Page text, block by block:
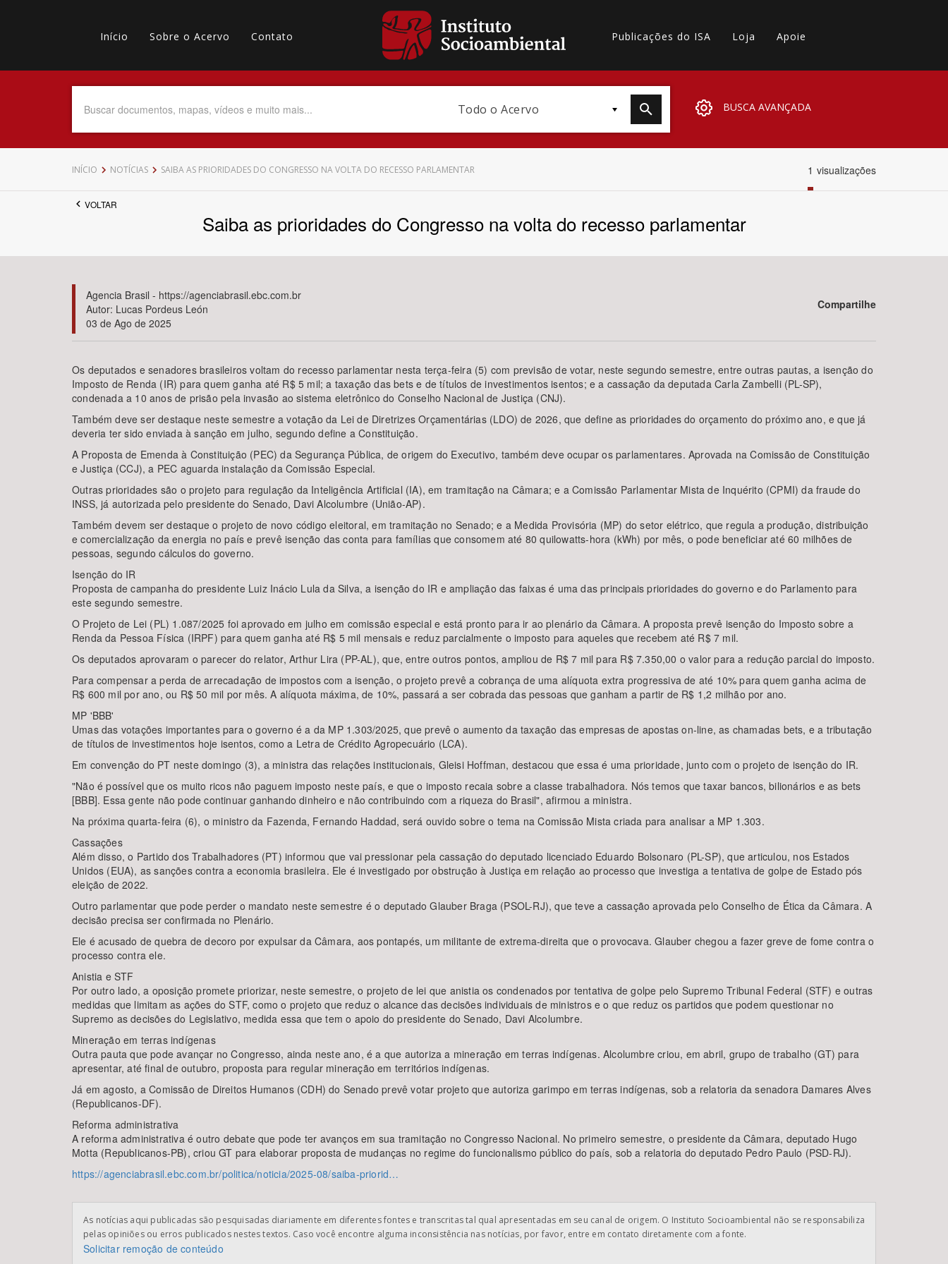
Main
navigation
Início Sobre o Acervo Contato
secundário
Publicações do ISA Loja Apoie
Todo o Acervo BUSCA AVANÇADA
Data do Documento Até
Tema
Área de Levantamento Área Protegida
INÍCIO NOTÍCIAS SAIBA AS PRIORIDADES DO CONGRESSO NA VOLTA DO RECESSO PARLAMENTAR 1 visualizações
VOLTAR
Saiba as prioridades do Congresso na volta do recesso parlamentar
Agencia Brasil - https://agenciabrasil.ebc.com.br
Autor: Lucas Pordeus León
03 de Ago de 2025
Compartilhe
Os deputados e senadores brasileiros voltam do recesso parlamentar nesta terça-feira (5) com previsão de votar, neste segundo semestre, entre outras pautas, a isenção do
Imposto de Renda (IR) para quem ganha até R$ 5 mil; a taxação das bets e de títulos de investimentos isentos; e a cassação da deputada Carla Zambelli (PL-SP),
condenada a 10 anos de prisão pela invasão ao sistema eletrônico do Conselho Nacional de Justiça (CNJ).
Também deve ser destaque neste semestre a votação da Lei de Diretrizes Orçamentárias (LDO) de 2026, que define as prioridades do orçamento do próximo ano, e que já
deveria ter sido enviada à sanção em julho, segundo define a Constituição.
A Proposta de Emenda à Constituição (PEC) da Segurança Pública, de origem do Executivo, também deve ocupar os parlamentares. Aprovada na Comissão de Constituição
e Justiça (CCJ), a PEC aguarda instalação da Comissão Especial.
Outras prioridades são o projeto para regulação da Inteligência Artificial (IA), em tramitação na Câmara; e a Comissão Parlamentar Mista de Inquérito (CPMI) da fraude do
INSS, já autorizada pelo presidente do Senado, Davi Alcolumbre (União-AP).
Também devem ser destaque o projeto de novo código eleitoral, em tramitação no Senado; e a Medida Provisória (MP) do setor elétrico, que regula a produção, distribuição
e comercialização da energia no país e prevê isenção das conta para famílias que consomem até 80 quilowatts-hora (kWh) por mês, o pode beneficiar até 60 milhões de
pessoas, segundo cálculos do governo.
Isenção do IR
Proposta de campanha do presidente Luiz Inácio Lula da Silva, a isenção do IR e ampliação das faixas é uma das principais prioridades do governo e do Parlamento para
este segundo semestre.
O Projeto de Lei (PL) 1.087/2025 foi aprovado em julho em comissão especial e está pronto para ir ao plenário da Câmara. A proposta prevê isenção do Imposto sobre a
Renda da Pessoa Física (IRPF) para quem ganha até R$ 5 mil mensais e reduz parcialmente o imposto para aqueles que recebem até R$ 7 mil.
Os deputados aprovaram o parecer do relator, Arthur Lira (PP-AL), que, entre outros pontos, ampliou de R$ 7 mil para R$ 7.350,00 o valor para a redução parcial do imposto.
Para compensar a perda de arrecadação de impostos com a isenção, o projeto prevê a cobrança de uma alíquota extra progressiva de até 10% para quem ganha acima de
R$ 600 mil por ano, ou R$ 50 mil por mês. A alíquota máxima, de 10%, passará a ser cobrada das pessoas que ganham a partir de R$ 1,2 milhão por ano.
MP 'BBB'
Umas das votações importantes para o governo é a da MP 1.303/2025, que prevê o aumento da taxação das empresas de apostas on-line, as chamadas bets, e a tributação
de títulos de investimentos hoje isentos, como a Letra de Crédito Agropecuário (LCA).
Em convenção do PT neste domingo (3), a ministra das relações institucionais, Gleisi Hoffman, destacou que essa é uma prioridade, junto com o projeto de isenção do IR.
"Não é possível que os muito ricos não paguem imposto neste país, e que o imposto recaia sobre a classe trabalhadora. Nós temos que taxar bancos, bilionários e as bets
[BBB]. Essa gente não pode continuar ganhando dinheiro e não contribuindo com a riqueza do Brasil", afirmou a ministra.
Na próxima quarta-feira (6), o ministro da Fazenda, Fernando Haddad, será ouvido sobre o tema na Comissão Mista criada para analisar a MP 1.303.
Cassações
Além disso, o Partido dos Trabalhadores (PT) informou que vai pressionar pela cassação do deputado licenciado Eduardo Bolsonaro (PL-SP), que articulou, nos Estados
Unidos (EUA), as sanções contra a economia brasileira. Ele é investigado por obstrução à Justiça em relação ao processo que investiga a tentativa de golpe de Estado pós
eleição de 2022.
Outro parlamentar que pode perder o mandato neste semestre é o deputado Glauber Braga (PSOL-RJ), que teve a cassação aprovada pelo Conselho de Ética da Câmara. A
decisão precisa ser confirmada no Plenário.
Ele é acusado de quebra de decoro por expulsar da Câmara, aos pontapés, um militante de extrema-direita que o provocava. Glauber chegou a fazer greve de fome contra o
processo contra ele.
Anistia e STF
Por outro lado, a oposição promete priorizar, neste semestre, o projeto de lei que anistia os condenados por tentativa de golpe pelo Supremo Tribunal Federal (STF) e outras
medidas que limitam as ações do STF, como o projeto que reduz o alcance das decisões individuais de ministros e o que reduz os partidos que podem questionar no
Supremo as decisões do Legislativo, medida essa que tem o apoio do presidente do Senado, Davi Alcolumbre.
Mineração em terras indígenas
Outra pauta que pode avançar no Congresso, ainda neste ano, é a que autoriza a mineração em terras indígenas. Alcolumbre criou, em abril, grupo de trabalho (GT) para
apresentar, até final de outubro, proposta para regular mineração em territórios indígenas.
Já em agosto, a Comissão de Direitos Humanos (CDH) do Senado prevê votar projeto que autoriza garimpo em terras indígenas, sob a relatoria da senadora Damares Alves
(Republicanos-DF).
Reforma administrativa
A reforma administrativa é outro debate que pode ter avanços em sua tramitação no Congresso Nacional. No primeiro semestre, o presidente da Câmara, deputado Hugo
Motta (Republicanos-PB), criou GT para elaborar proposta de mudanças no regime do funcionalismo público do país, sob a relatoria do deputado Pedro Paulo (PSD-RJ).
https://agenciabrasil.ebc.com.br/politica/noticia/2025-08/saiba-priorid…
As notícias aqui publicadas são pesquisadas diariamente em diferentes fontes e transcritas tal qual apresentadas em seu canal de origem. O Instituto Socioambiental não se responsabiliza
pelas opiniões ou erros publicados nestes textos. Caso você encontre alguma inconsistência nas notícias, por favor, entre em contato diretamente com a fonte.
Solicitar remoção de conteúdo